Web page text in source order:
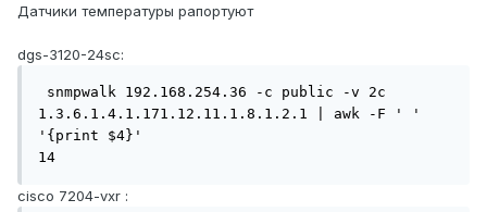
Датчики температуры рапортуют
dgs-3120-24sc:
1.3.6.1.4.1.171.12.11.1.8.1.2.1 | awk -F ' '
'{print $4}'
14
cisco 7204-vxr :